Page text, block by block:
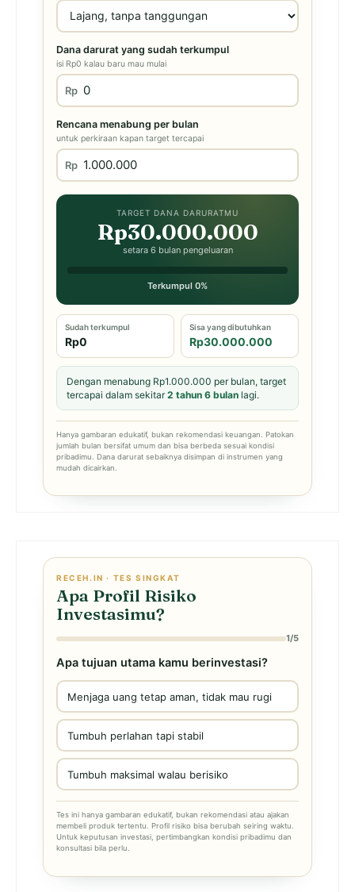
Dana darurat yang sudah terkumpul
isi Rp0 kalau baru mau mulai
Rp
Rencana menabung per bulan
untuk perkiraan kapan target tercapai
Rp
TARGET DANA DARURATMU
Rp30.000.000
setara 6 bulan pengeluaran
Terkumpul 0%
Sudah terkumpul
Rp0
Sisa yang dibutuhkan
Rp30.000.000
Dengan menabung Rp1.000.000 per bulan, target
tercapai dalam sekitar2 tahun 6 bulan lagi.
Hanya gambaran edukatif, bukan rekomendasi keuangan. Patokan
jumlah bulan bersifat umum dan bisa berbeda sesuai kondisi
pribadimu. Dana darurat sebaiknya disimpan di instrumen yang
mudah dicairkan.
RECEH.IN · TES SINGKAT
Apa Profil Risiko
Investasimu?
1/5
Apa tujuan utama kamu berinvestasi?
Menjaga uang tetap aman, tidak mau rugi
Tumbuh perlahan tapi stabil
Tumbuh maksimal walau berisiko
Tes ini hanya gambaran edukatif, bukan rekomendasi atau ajakan
membeli produk tertentu. Profil risiko bisa berubah seiring waktu.
Untuk keputusan investasi, pertimbangkan kondisi pribadimu dan
konsultasi bila perlu.